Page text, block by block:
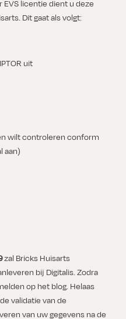
licentie dient u deze
Dit gaat als volgt:
uit
wilt controleren conform
aan)
zal Bricks Huisarts
bij Digitalis. Zodra
op het blog. Helaas
validatie van de
van uw gegevens na de